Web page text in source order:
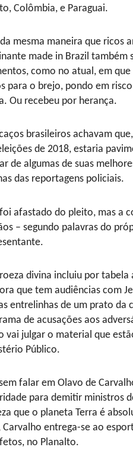
Colômbia, e Paraguai.
mesma maneira que ricos
made in Brazil também
como no atual, em
para o brejo, pondo em
Ou recebeu por herança.
brasileiros achavam
de 2018, estaria
de algumas de suas
das reportagens policiais.
afastado do pleito, mas a
– segundo palavras do
divina incluiu por
que tem audiências com
entrelinhas de um prato da
de acusações aos
vai julgar o material que
Público.
falar em Olavo de
para demitir ministros
que o planeta Terra é
Carvalho entrega-se ao
no Planalto.